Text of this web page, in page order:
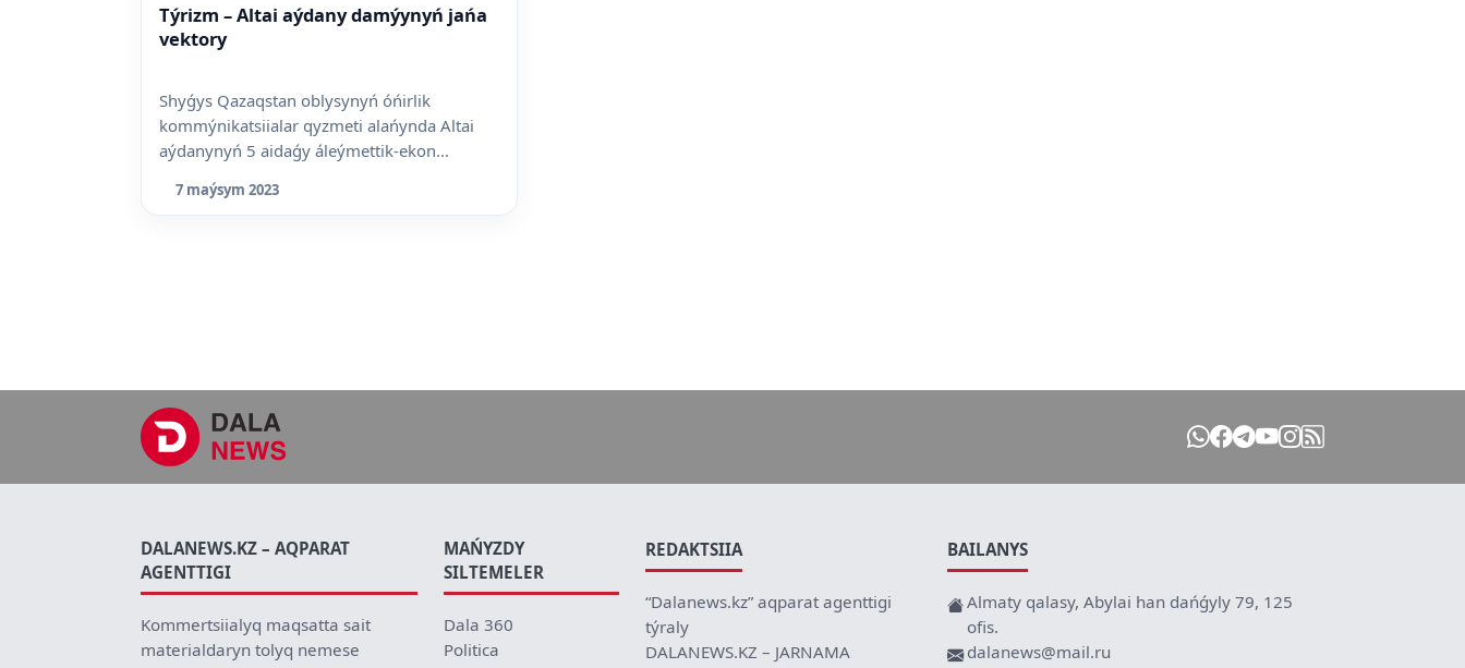
Týrizm – Altai aýdany damýynyń jańa
vektory
Shyǵys Qazaqstan oblysynyń óńirlik
kommýnikatsiialar qyzmeti alańynda Altai
aýdanynyń 5 aidaǵy áleýmettik-ekon...
7 maýsym 2023
DALANEWS.KZ – AQPARAT
AGENTTIGI
Kommertsiialyq maqsatta sait
materialdaryn tolyq nemese
MAŃYZDY
SILTEMELER
Dala 360
Politica
REDAKTSIIA
“Dalanews.kz” aqparat agenttigi
týraly
DALANEWS.KZ – JARNAMA
BAILANYS
Almaty qalasy, Abylai han dańǵyly 79, 125
ofis.
dalanews@mail.ru